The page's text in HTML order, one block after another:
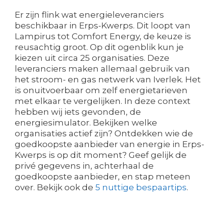
Er zijn flink wat energieleveranciers
beschikbaar in Erps-Kwerps. Dit loopt van
Lampirus tot Comfort Energy, de keuze is
reusachtig groot. Op dit ogenblik kun je
kiezen uit circa 25 organisaties. Deze
leveranciers maken allemaal gebruik van
het stroom- en gas netwerk van Iverlek. Het
is onuitvoerbaar om zelf energietarieven
met elkaar te vergelijken. In deze context
hebben wij iets gevonden, de
energiesimulator. Bekijken welke
organisaties actief zijn? Ontdekken wie de
goedkoopste aanbieder van energie in Erps-
Kwerps is op dit moment? Geef gelijk de
privé gegevens in, achterhaal de
goedkoopste aanbieder, en stap meteen
over. Bekijk ook de 5 nuttige bespaartips.